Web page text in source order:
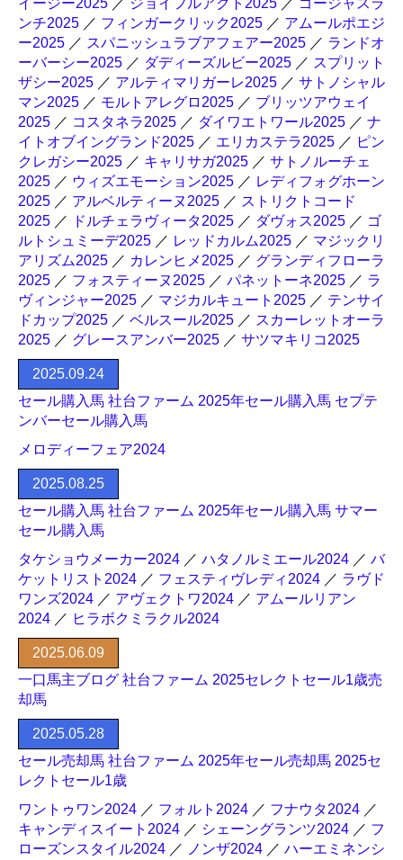
イージー2025 ／ ジョイフルアクト2025 ／ ゴージャスラ
ンチ2025 ／ フィンガークリック2025 ／ アムールポエジ
ー2025 ／ スパニッシュラブアフェアー2025 ／ ランドオ
ーバーシー2025 ／ ダディーズルビー2025 ／ スプリット
ザシー2025 ／ アルティマリガーレ2025 ／ サトノシャル
マン2025 ／ モルトアレグロ2025 ／ ブリッツアウェイ
2025 ／ コスタネラ2025 ／ ダイワエトワール2025 ／ ナ
イトオブイングランド2025 ／ エリカステラ2025 ／ ピン
クレガシー2025 ／ キャリサガ2025 ／ サトノルーチェ
2025 ／ ウィズエモーション2025 ／ レディフォグホーン
2025 ／ アルベルティーヌ2025 ／ ストリクトコード
2025 ／ ドルチェラヴィータ2025 ／ ダヴォス2025 ／ ゴ
ルトシュミーデ2025 ／ レッドカルム2025 ／ マジックリ
アリズム2025 ／ カレンヒメ2025 ／ グランディフローラ
2025 ／ フォスティーヌ2025 ／ パネットーネ2025 ／ ラ
ヴィンジャー2025 ／ マジカルキュート2025 ／ テンサイ
ドカップ2025 ／ ベルスール2025 ／ スカーレットオーラ
2025 ／ グレースアンバー2025 ／ サツマキリコ2025
2025.09.24
セール購入馬 社台ファーム 2025年セール購入馬 セプテ
ンバーセール購入馬
メロディーフェア2024
2025.08.25
セール購入馬 社台ファーム 2025年セール購入馬 サマー
セール購入馬
タケショウメーカー2024 ／ ハタノルミエール2024 ／ バ
ケットリスト2024 ／ フェスティヴレディ2024 ／ ラヴド
ワンズ2024 ／ アヴェクトワ2024 ／ アムールリアン
2024 ／ ヒラボクミラクル2024
2025.06.09
一口馬主ブログ 社台ファーム 2025セレクトセール1歳売
却馬
2025.05.28
セール売却馬 社台ファーム 2025年セール売却馬 2025セ
レクトセール1歳
ワントゥワン2024 ／ フォルト2024 ／ フナウタ2024 ／
キャンディスイート2024 ／ シェーングランツ2024 ／ フ
ローズンスタイル2024 ／ ノンザ2024 ／ ハーエミネンシ